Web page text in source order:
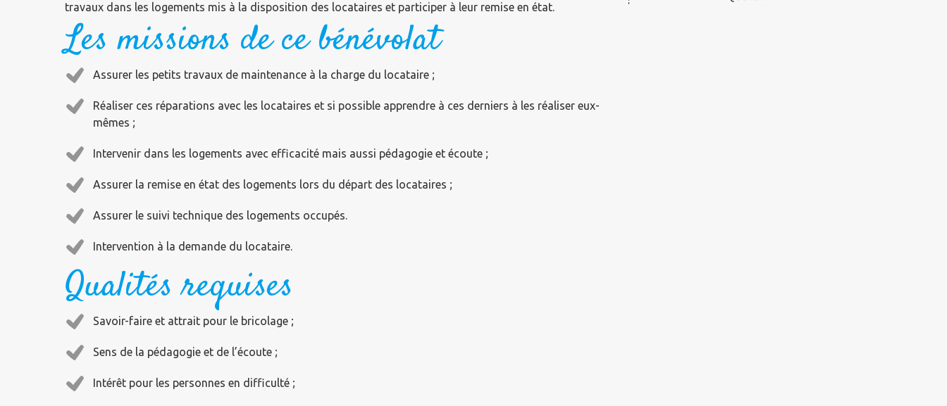
travaux dans les logements mis à la disposition des locataires et participer à leur remise en état.
Les missions de ce bénévolat
Assurer les petits travaux de maintenance à la charge du locataire ;
Réaliser ces réparations avec les locataires et si possible apprendre à ces derniers à les réaliser eux-
mêmes ;
Intervenir dans les logements avec efficacité mais aussi pédagogie et écoute ;
Assurer la remise en état des logements lors du départ des locataires ;
Assurer le suivi technique des logements occupés.
Intervention à la demande du locataire.
Qualités requises
Savoir-faire et attrait pour le bricolage ;
Sens de la pédagogie et de l’écoute ;
Intérêt pour les personnes en difficulté ;